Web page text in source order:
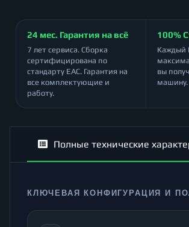
24 мес. Гарантия на всё
7 лет сервиса. Сборка
сертифицирована по
стандарту ЕАС. Гарантия на
все комплектующие и
работу.
100%
Каждый
вы
машину.
Полные технические
КЛЮЧЕВАЯ КОНФИГУРАЦИЯ И